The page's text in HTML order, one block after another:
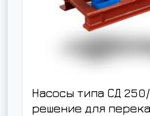
Насосы типа СД
решение для